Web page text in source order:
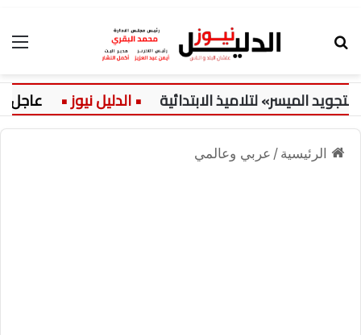
الميسر» لتلاميذ الابتدائية عاجل:
الرئيسية / عربي وعالمي